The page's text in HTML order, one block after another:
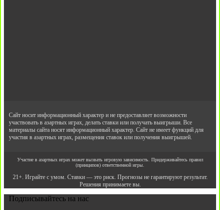
Сайт носит информационный характер и не предоставляет возможности
участвовать в азартных играх, делать ставки или получать выигрыши. Все
материалы сайта носят информационный характер. Сайт не имеет функций для
участия в азартных играх, размещения ставок или получения выигрышей.
Участие в азартных играх может вызвать игровую зависимость. Придерживайтесь правил
(принципов) ответственной игры.
21+. Играйте с умом. Ставки — это риск. Прогнозы не гарантируют результат.
Решения принимаете вы.
Подписывайтесь на нас